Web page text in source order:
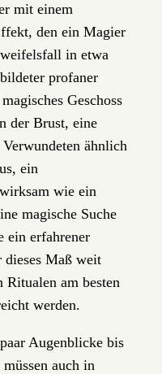
mit einem
den ein Magier
in etwa
profaner
Geschoss
der Brust, eine
ähnlich
ein
wie ein
magische Suche
ein erfahrener
dieses Maß weit
Ritualen am besten
werden.
Augenblicke bis
auch in